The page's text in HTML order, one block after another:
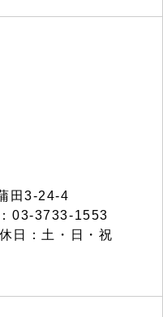
田3-24-4
03-3733-1553
日：土・日・祝